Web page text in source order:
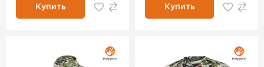
Купить Купить